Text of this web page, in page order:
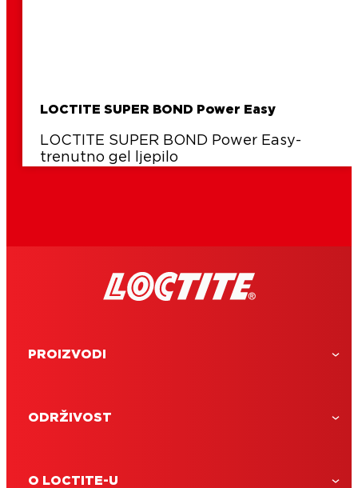
LOCTITE SUPER BOND Power Easy
LOCTITE SUPER BOND Power Easy-
trenutno gel ljepilo
PROIZVODI
ODRŽIVOST
O LOCTITE-U